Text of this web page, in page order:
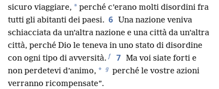
sicuro viaggiare, * perché c’erano molti disordini fra
tutti gli abitanti dei paesi. 6 Una nazione veniva
schiacciata da un’altra nazione e una città da un’altra
città, perché Dio le teneva in uno stato di disordine
con ogni tipo di avversità. f 7 Ma voi siate forti e
non perdetevi d’animo, * g perché le vostre azioni
verranno ricompensate”.